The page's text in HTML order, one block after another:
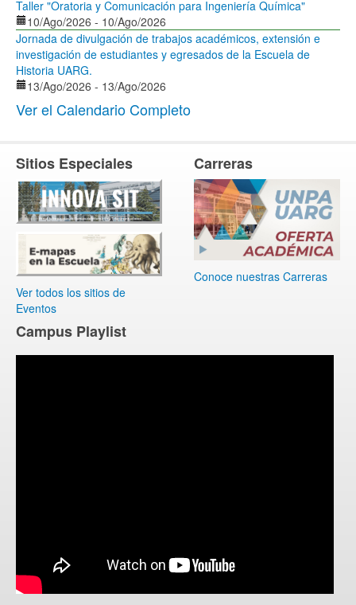
Taller "Oratoria y Comunicación para Ingeniería Química"
10/Ago/2026 - 10/Ago/2026
Jornada de divulgación de trabajos académicos, extensión e
investigación de estudiantes y egresados de la Escuela de
Historia UARG.
13/Ago/2026 - 13/Ago/2026
Ver el Calendario Completo
Sitios Especiales
Ver todos los sitios de
Eventos
Carreras
Conoce nuestras Carreras
Campus Playlist